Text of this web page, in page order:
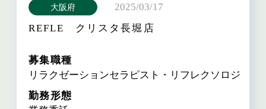
大阪府
2025/03/17
REFLE クリスタ長堀店
募集職種
リラクゼーションセラピスト・リフレクソロジスト
勤務形態